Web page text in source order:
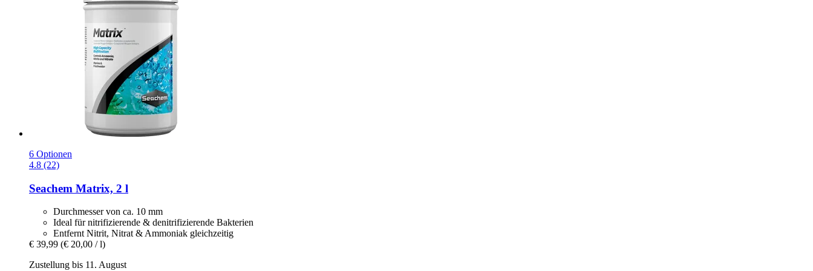
6 Optionen
4.8 (22)
Seachem Matrix, 2 l
Durchmesser von ca. 10 mm
Ideal für nitrifizierende & denitrifizierende Bakterien
Entfernt Nitrit, Nitrat & Ammoniak gleichzeitig
€ 39,99 (€ 20,00 / l)
Zustellung bis 11. August